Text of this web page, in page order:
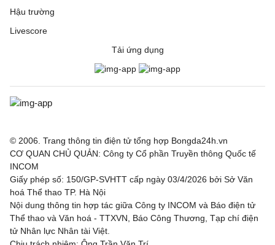
0 - 3
VĐQG Bồ Đào Nha, Hôm nay - 09/08
Vitoria de Guimaraes
Atletico Tucuman 1 - 2 Sarmiento
Deportivo Riestra 2 - 0
Estudiantes de la
VĐQG Bỉ, Hôm nay - 09/08
Hậu trường
Livescore
Tải ứng dụng
© 2006. Trang thông tin điện tử tổng hợp Bongda24h.vn
CƠ QUAN CHỦ QUẢN: Công ty Cổ phần Truyền thông Quốc tế
INCOM
Giấy phép số: 150/GP-SVHTT cấp ngày 03/4/2026 bởi Sở Văn
hoá Thể thao TP. Hà Nội
Nội dung thông tin hợp tác giữa Công ty INCOM và Báo điện tử
Thể thao và Văn hoá - TTXVN, Báo Công Thương, Tạp chí điện
tử Nhân lực Nhân tài Việt.